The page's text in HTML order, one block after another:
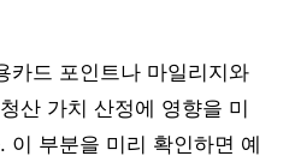
카드 포인트나 마일리지와
산 가치 산정에 영향을 미
이 부분을 미리 확인하면 예